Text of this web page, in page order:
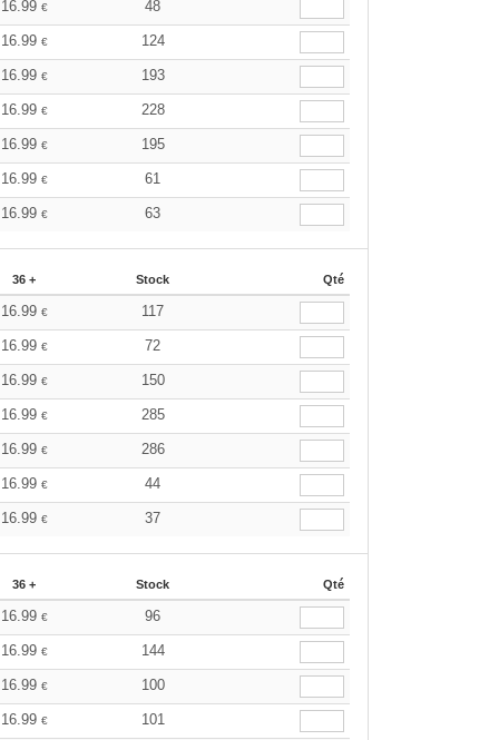
16.99 € 48
16.99 € 124
16.99 € 193
16.99 € 228
16.99 € 195
16.99 € 61
16.99 € 63
36 + Stock Qté
16.99 € 117
16.99 € 72
16.99 € 150
16.99 € 285
16.99 € 286
16.99 € 44
16.99 € 37
36 + Stock Qté
16.99 € 96
16.99 € 144
16.99 € 100
16.99 € 101